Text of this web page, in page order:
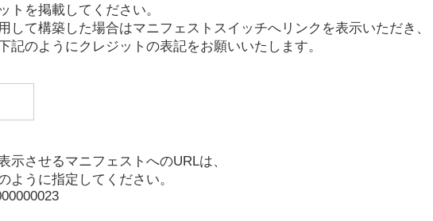
トを掲載してください。
して構築した場合はマニフェストスイッチへリンクを表示いただき、
記のようにクレジットの表記をお願いいたします。
示させるマニフェストへのURLは、
ように指定してください。